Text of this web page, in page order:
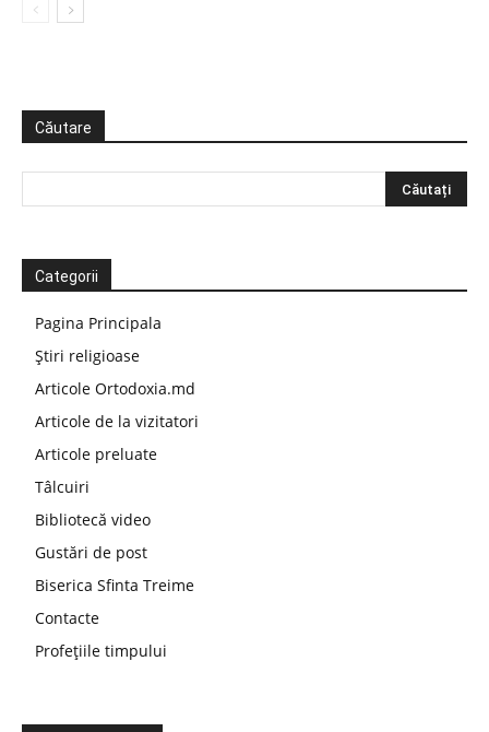
Căutare
Categorii
Pagina Principala
Știri religioase
Articole Ortodoxia.md
Articole de la vizitatori
Articole preluate
Tâlcuiri
Bibliotecă video
Gustări de post
Biserica Sfinta Treime
Contacte
Profețiile timpului